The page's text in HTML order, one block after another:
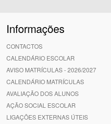
Informações
CONTACTOS
CALENDÁRIO ESCOLAR
AVISO MATRÍCULAS - 2026/2027
CALENDÁRIO MATRÍCULAS
AVALIAÇÃO DOS ALUNOS
AÇÃO SOCIAL ESCOLAR
LIGAÇÕES EXTERNAS ÚTEIS